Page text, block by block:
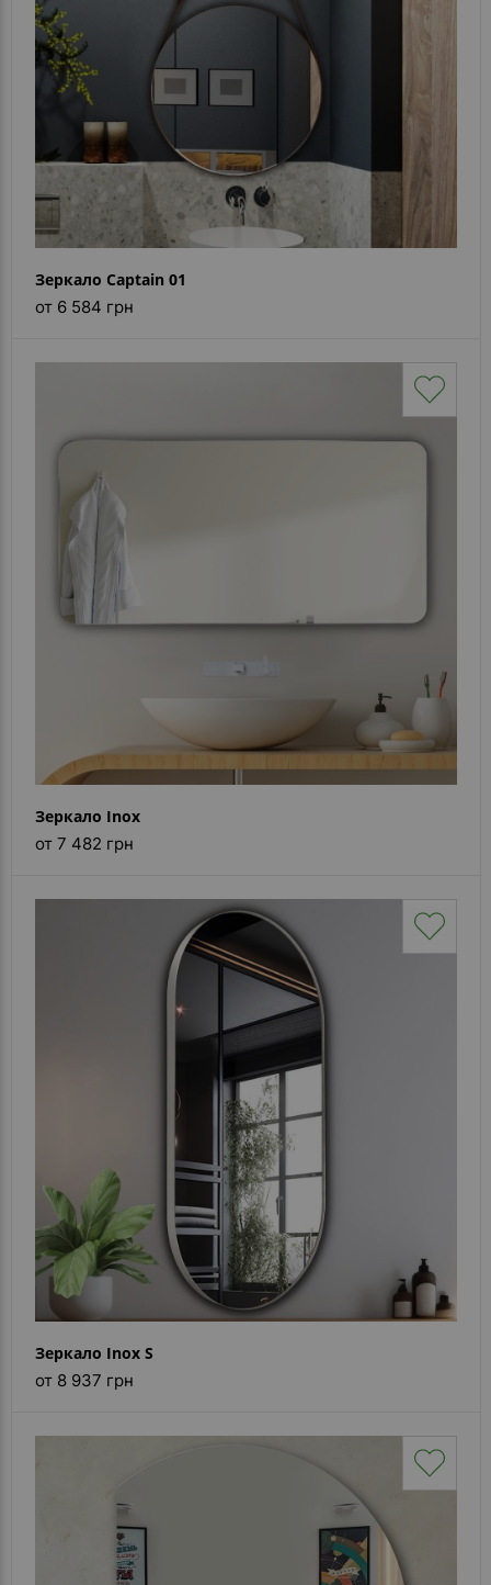
Зеркало Captain 01
от 6 584 грн
Зеркало Inox
от 7 482 грн
Зеркало Inox S
от 8 937 грн